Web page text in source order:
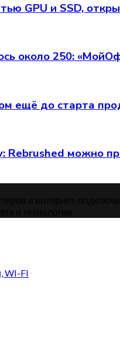
GPU и SSD,
около 250:
ещё до старта
Rebrushed можно
WI-FI